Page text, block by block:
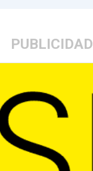
PUBLICIDAD